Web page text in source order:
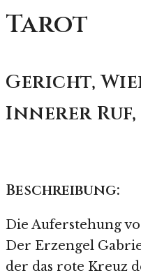
Tarot
Gericht,
Innerer
Beschreibung:
Die Auferstehung
Der Erzengel
der das rote Kreuz